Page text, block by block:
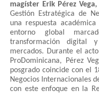
magíster Erik Pérez Vega,
Gestión Estratégica de
una respuesta
entorno global
transformación digital
mercados. Durante el
ProDominicana, Pérez
posgrado coincide con el
Negocios Internacionales
con este enfoque en la